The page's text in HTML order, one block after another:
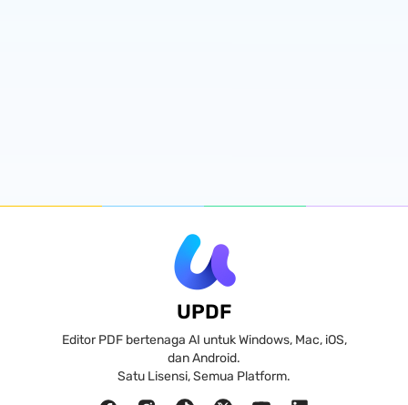
UPDF
Editor PDF bertenaga AI untuk Windows, Mac, iOS,
dan Android.
Satu Lisensi, Semua Platform.